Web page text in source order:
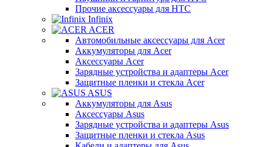
Прочие аксессуары для HTC
Infinix
ACER
Автомобильные аксессуары для Acer
Аккумуляторы для Acer
Аксессуары Acer
Зарядные устройства и адаптеры Acer
Защитные пленки и стекла Acer
ASUS
Аккумуляторы для Asus
Аксессуары Asus
Зарядные устройства и адаптеры Asus
Защитные пленки и стекла Asus